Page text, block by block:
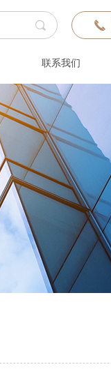
联系我们
끅
끠